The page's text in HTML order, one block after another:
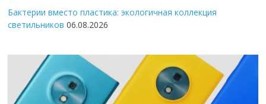
Бактерии вместо пластика: экологичная коллекция
светильников 06.08.2026